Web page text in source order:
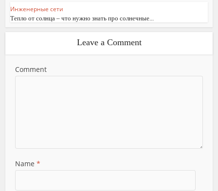
Инженерные сети
Тепло от солнца – что нужно знать про солнечные...
Leave a Comment
Comment
Name *